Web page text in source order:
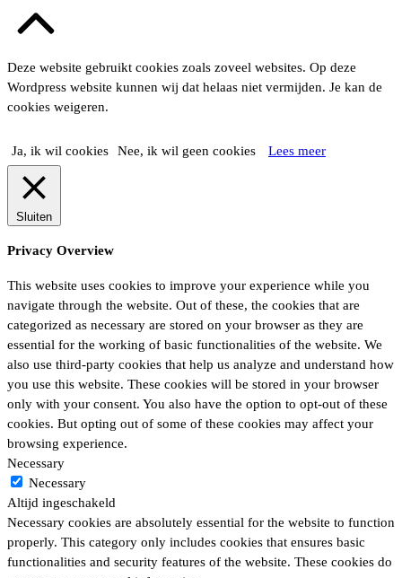
Deze website gebruikt cookies zoals zoveel websites. Op deze
Wordpress website kunnen wij dat helaas niet vermijden. Je kan de
cookies weigeren.
Ja, ik wil cookies Nee, ik wil geen cookies Lees meer
Sluiten
Privacy Overview
This website uses cookies to improve your experience while you
navigate through the website. Out of these, the cookies that are
categorized as necessary are stored on your browser as they are
essential for the working of basic functionalities of the website. We
also use third-party cookies that help us analyze and understand how
you use this website. These cookies will be stored in your browser
only with your consent. You also have the option to opt-out of these
cookies. But opting out of some of these cookies may affect your
browsing experience.
Necessary
Necessary
Altijd ingeschakeld
Necessary cookies are absolutely essential for the website to function
properly. This category only includes cookies that ensures basic
functionalities and security features of the website. These cookies do